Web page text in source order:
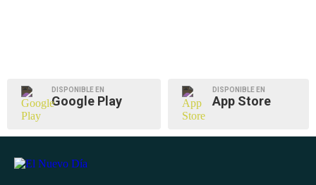
DISPONIBLE EN
Google Play
DISPONIBLE EN
App Store